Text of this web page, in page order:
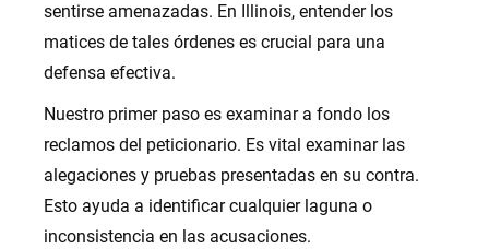
sentirse amenazadas. En Illinois, entender los
matices de tales órdenes es crucial para una
defensa efectiva.
Nuestro primer paso es examinar a fondo los
reclamos del peticionario. Es vital examinar las
alegaciones y pruebas presentadas en su contra.
Esto ayuda a identificar cualquier laguna o
inconsistencia en las acusaciones.